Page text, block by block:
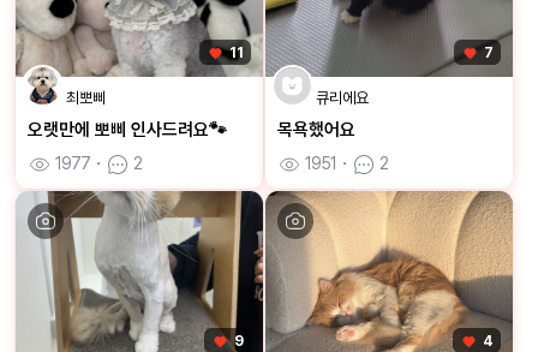
11
최뽀삐
오랫만에 뽀삐 인사드려요🐾
1977 ㆍ 2
7
큐리에요
목욕했어요
1951 ㆍ 2
9 4